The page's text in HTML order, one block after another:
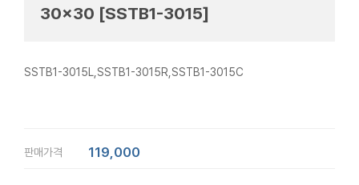
30×30 [SSTB1-3015]
SSTB1-3015L,SSTB1-3015R,SSTB1-3015C
판매가격 119,000